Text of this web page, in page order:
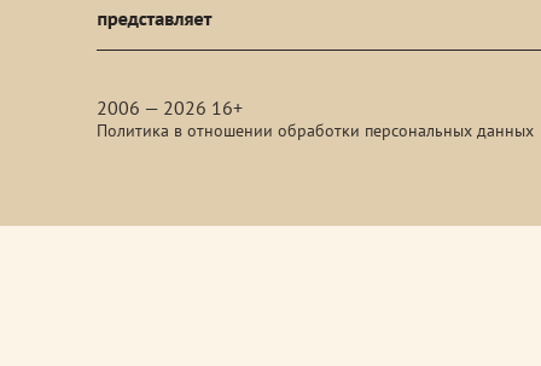
2006 — 2026 16+
Политика в отношении обработки персональных данных